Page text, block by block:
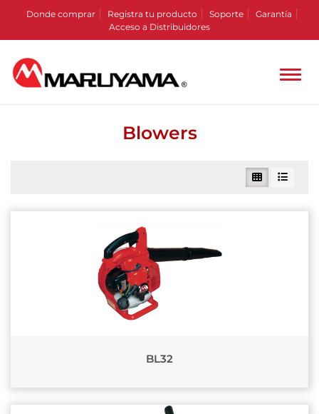
Donde comprar Registra tu producto Soporte
Garantía
Acceso a Distribuidores
Blowers
BL32